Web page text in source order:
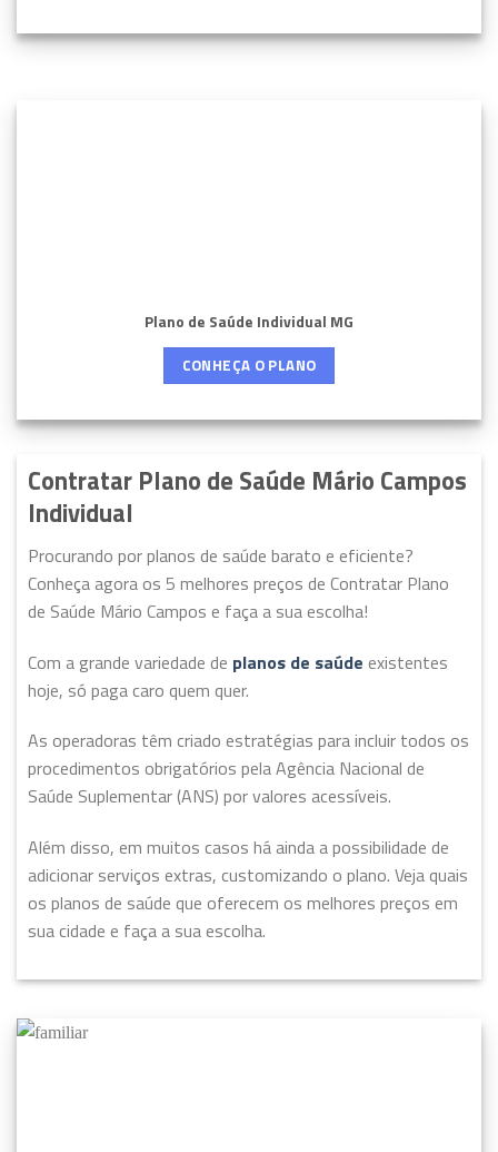
Plano de Saúde Individual MG
CONHEÇA O PLANO
Contratar Plano de Saúde Mário Campos
Individual
Procurando por planos de saúde barato e eficiente?
Conheça agora os 5 melhores preços de Contratar Plano
de Saúde Mário Campos e faça a sua escolha!
Com a grande variedade de planos de saúde existentes
hoje, só paga caro quem quer.
As operadoras têm criado estratégias para incluir todos os
procedimentos obrigatórios pela Agência Nacional de
Saúde Suplementar (ANS) por valores acessíveis.
Além disso, em muitos casos há ainda a possibilidade de
adicionar serviços extras, customizando o plano. Veja quais
os planos de saúde que oferecem os melhores preços em
sua cidade e faça a sua escolha.